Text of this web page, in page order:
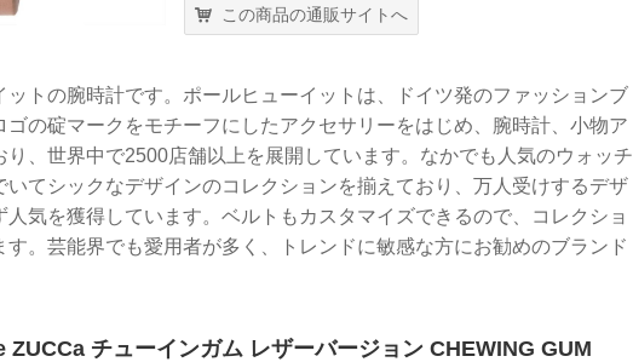
この商品の通販サイトへ
ットの腕時計です。ポールヒューイットは、ドイツ発のファッションブ
ゴの碇マークをモチーフにしたアクセサリーをはじめ、腕時計、小物ア
り、世界中で2500店舗以上を展開しています。なかでも人気のウォッチ
いてシックなデザインのコレクションを揃えており、万人受けするデザ
人気を獲得しています。ベルトもカスタマイズできるので、コレクショ
す。芸能界でも愛用者が多く、トレンドに敏感な方にお勧めのブランド
ZUCCa チューインガム レザーバージョン CHEWING GUM